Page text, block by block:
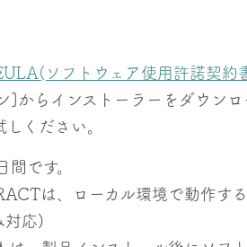
ソフトウェア使用許諾契約
]からインストーラーをダウン
しください。
です。
は、ローカル環境で動作する
応)